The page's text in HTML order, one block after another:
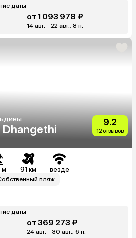
даты
от 1 093 978 ₽
14 авг. - 22 авг., 8 н.
9.2
12 отзывов
м 91 км везде
пляж
даты
от 369 273 ₽
24 авг. - 30 авг., 6 н.